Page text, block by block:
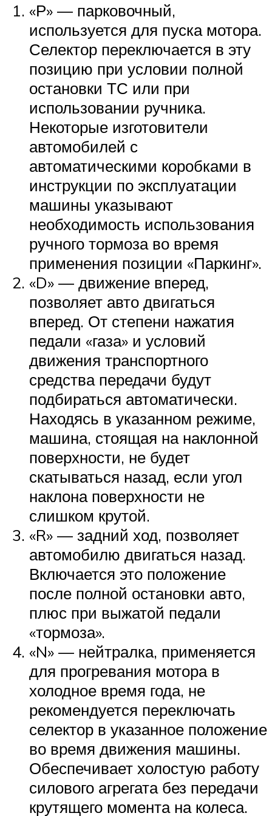
«Р» — парковочный,
используется для пуска мотора.
Селектор переключается в эту
позицию при условии полной
остановки ТС или при
использовании ручника.
Некоторые изготовители
автомобилей с
автоматическими коробками в
инструкции по эксплуатации
машины указывают
необходимость использования
ручного тормоза во время
применения позиции «Паркинг».
«D» — движение вперед,
позволяет авто двигаться
вперед. От степени нажатия
педали «газа» и условий
движения транспортного
средства передачи будут
подбираться автоматически.
Находясь в указанном режиме,
машина, стоящая на наклонной
поверхности, не будет
скатываться назад, если угол
наклона поверхности не
слишком крутой.
«R» — задний ход, позволяет
автомобилю двигаться назад.
Включается это положение
после полной остановки авто,
плюс при выжатой педали
«тормоза».
«N» — нейтралка, применяется
для прогревания мотора в
холодное время года, не
рекомендуется переключать
селектор в указанное положение
во время движения машины.
Обеспечивает холостую работу
силового агрегата без передачи
крутящего момента на колеса.